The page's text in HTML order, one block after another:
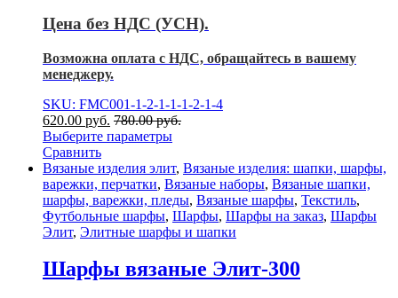
Цена без НДС (УСН).
Возможна оплата с НДС, обращайтесь в вашему
менеджеру.
SKU: FMC001-1-2-1-1-1-2-1-4
620.00 руб. 780.00руб.
Выберите параметры
Сравнить
Вязаные изделия элит, Вязаные изделия: шапки, шарфы,
варежки, перчатки, Вязаные наборы, Вязаные шапки,
шарфы, варежки, пледы, Вязаные шарфы, Текстиль,
Футбольные шарфы, Шарфы, Шарфы на заказ, Шарфы
Элит, Элитные шарфы и шапки
Шарфы вязаные Элит-300